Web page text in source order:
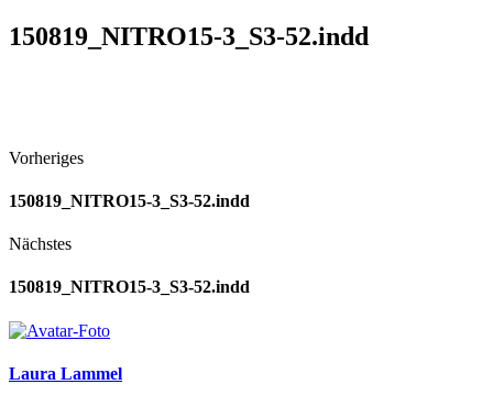
150819_NITRO15-3_S3-52.indd
Vorheriges
150819_NITRO15-3_S3-52.indd
Nächstes
150819_NITRO15-3_S3-52.indd
Laura Lammel